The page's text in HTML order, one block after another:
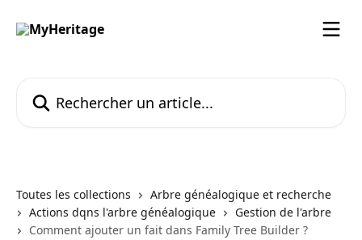
Toutes les collections
Arbre généalogique et recherche
Actions dqns l'arbre généalogique
Gestion de l'arbre
Comment ajouter un fait dans Family Tree Builder ?